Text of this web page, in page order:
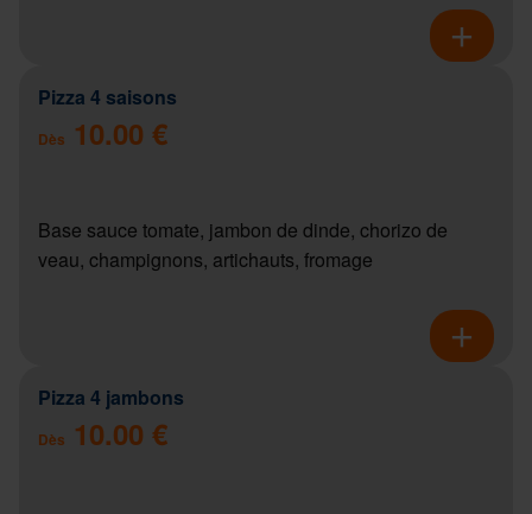
Pizza 4 saisons
Dès 10.00 €
Base sauce tomate, jambon de dinde, chorizo de
veau, champignons, artichauts, fromage
Pizza 4 jambons
Dès 10.00 €